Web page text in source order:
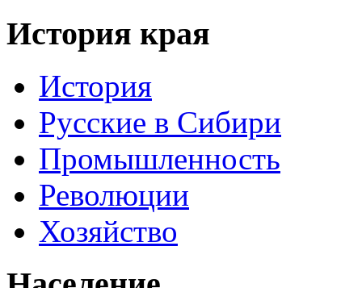
История края
История
Русские в Сибири
Промышленность
Революции
Хозяйство